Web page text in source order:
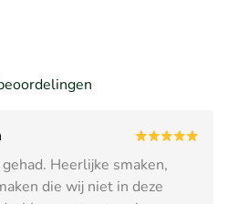
Heerlijke smaken,
die wij niet in deze